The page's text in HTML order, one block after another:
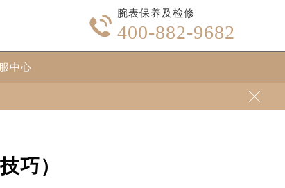

腕表保养及检修
400-882-9682
中心

巧）